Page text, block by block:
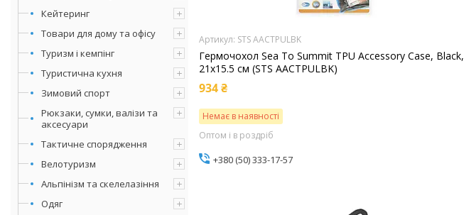
Кейтеринг
Товари для дому та офісу
Туризм і кемпінг
Туристична кухня
Зимовий спорт
Рюкзаки, сумки, валізи та
аксесуари
Тактичне спорядження
Велотуризм
Альпінізм та скелелазіння
Одяг
STS AACTPULBK
Гермочохол Sea To Summit TPU Accessory Case, Black,
21x15.5 см (STS AACTPULBK)
934 ₴
Немає в наявності
Оптом і в роздріб
+380 (50) 333-17-57